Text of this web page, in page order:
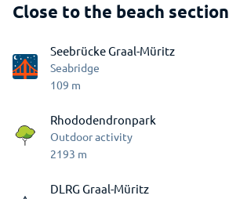
Close to the beach section
Seebrücke Graal-Müritz
Seabridge
109 m
Rhododendronpark
Outdoor activity
2193 m
DLRG Graal-Müritz